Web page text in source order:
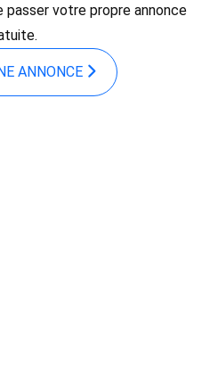
votre propre annonce
ANNONCE